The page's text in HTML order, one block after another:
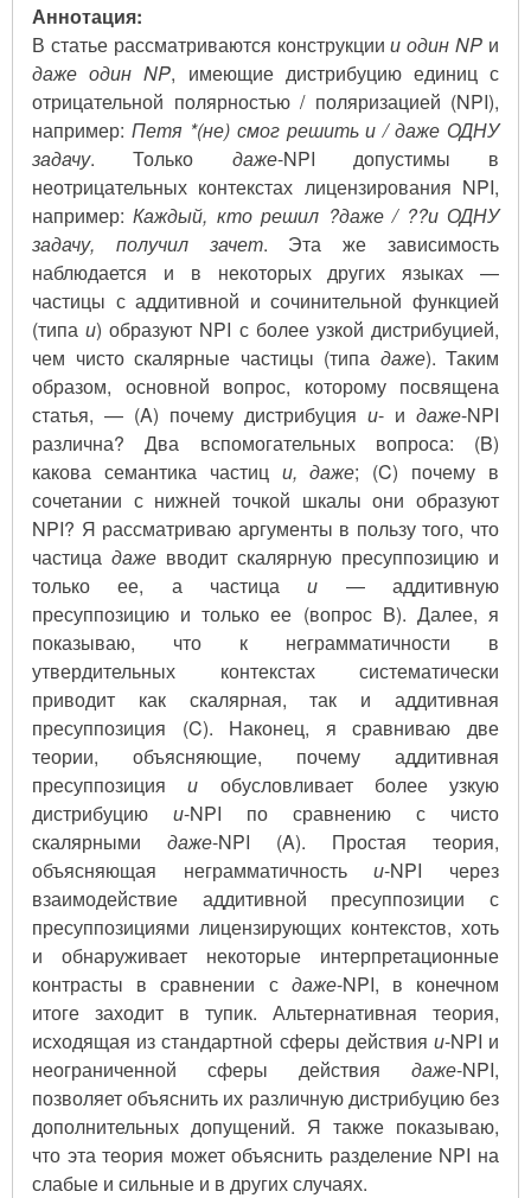
Аннотация:
В статье рассматриваются конструкциии один NP и
даже один NP, имеющие дистрибуцию единиц с
отрицательной полярностью / поляризацией (NPI),
например: Петя *(не) смог решить и / даже ОДНУ
задачу. Только даже-NPI допустимы в
неотрицательных контекстах лицензирования NPI,
например:Каждый, кто решил ?даже / ??и ОДНУ
задачу, получил зачет. Эта же зависимость
наблюдается и в некоторых других языках —
частицы с аддитивной и сочинительной функцией
(типаи) образуют NPI с более узкой дистрибуцией,
чем чисто скалярные частицы (типа даже). Таким
образом, основной вопрос, которому посвящена
статья, — (A) почему дистрибуция и- и даже-NPI
различна? Два вспомогательных вопроса: (B)
какова семантика частиц и, даже; (C) почему в
сочетании с нижней точкой шкалы они образуют
NPI? Я рассматриваю аргументы в пользу того, что
частица даже вводит скалярную пресуппозицию и
только ее, а частицаи — аддитивную
пресуппозицию и только ее (вопрос B). Далее, я
показываю, что к неграмматичности в
утвердительных контекстах систематически
приводит как скалярная, так и аддитивная
пресуппозиция (C). Наконец, я сравниваю две
теории, объясняющие, почему аддитивная
пресуппозицияи обусловливает более узкую
дистрибуцию и-NPI по сравнению с чисто
скалярными даже-NPI (A). Простая теория,
объясняющая неграмматичностьи-NPI через
взаимодействие аддитивной пресуппозиции с
пресуппозициями лицензирующих контекстов, хоть
и обнаруживает некоторые интерпретационные
контрасты в сравнении с даже-NPI, в конечном
итоге заходит в тупик. Альтернативная теория,
исходящая из стандартной сферы действия и-NPI и
неограниченной сферы действия даже-NPI,
позволяет объяснить их различную дистрибуцию без
дополнительных допущений. Я также показываю,
что эта теория может объяснить разделение NPI на
слабые и сильные и в других случаях.